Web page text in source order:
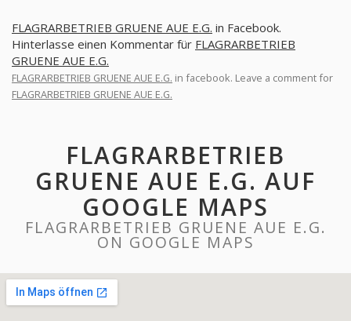
FLAGRARBETRIEB GRUENE AUE E.G. in Facebook.
Hinterlasse einen Kommentar für FLAGRARBETRIEB
GRUENE AUE E.G.
FLAGRARBETRIEB GRUENE AUE E.G. in facebook. Leave a comment for
FLAGRARBETRIEB GRUENE AUE E.G.
FLAGRARBETRIEB
GRUENE AUE E.G. AUF
GOOGLE MAPS
FLAGRARBETRIEB GRUENE AUE E.G.
ON GOOGLE MAPS